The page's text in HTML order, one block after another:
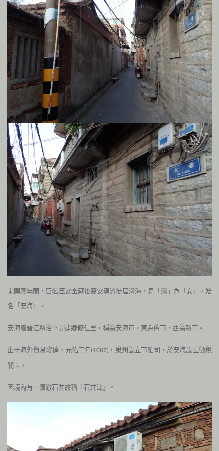
宋開寶年間，唐名臣安金藏後裔安連濟徙居灣海，易「灣」為「安」，始
名「安海」
。
安海屬晉江縣治下開建鄉修仁里，稱為安海市。東為舊市、西為新市 。
由于海外貿易發達，元佑二年(1087) ，泉州設立市舶司，於安海設立徵稅
關卡，
因境內有一清澈石井故稱「石井津」。